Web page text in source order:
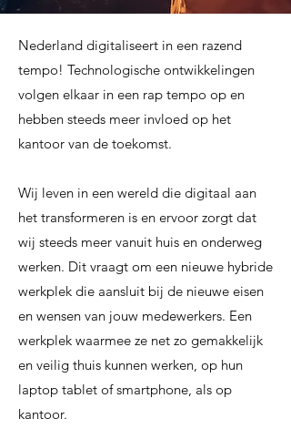
Nederland digitaliseert in een razend
tempo! Technologische ontwikkelingen
volgen elkaar in een rap tempo op en
hebben steeds meer invloed op het
kantoor van de toekomst.
Wij leven in een wereld die digitaal aan
het transformeren is en ervoor zorgt dat
wij steeds meer vanuit huis en onderweg
werken. Dit vraagt om een nieuwe hybride
werkplek die aansluit bij de nieuwe eisen
en wensen van jouw medewerkers. Een
werkplek waarmee ze net zo gemakkelijk
en veilig thuis kunnen werken, op hun
laptop tablet of smartphone, als op
kantoor.